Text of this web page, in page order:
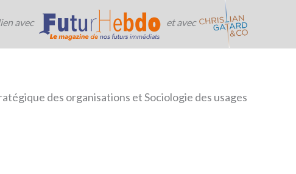
avec et avec
des organisations et Sociologie des usages